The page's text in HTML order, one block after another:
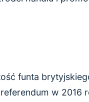
funta
w 2016